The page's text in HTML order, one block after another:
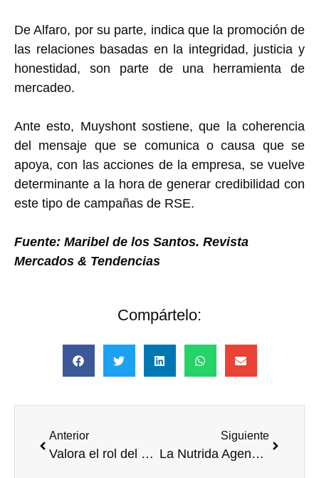
De Alfaro, por su parte, indica que la promoción de
las relaciones basadas en la integridad, justicia y
honestidad, son parte de una herramienta de
mercadeo.
Ante esto, Muyshont sostiene, que la coherencia
del mensaje que se comunica o causa que se
apoya, con las acciones de la empresa, se vuelve
determinante a la hora de generar credibilidad con
este tipo de campañas de RSE.
Fuente: Maribel de los Santos. Revista
Mercados & Tendencias
Compártelo:
Anterior
Valora el rol del voluntariado en empresas
Siguiente
La Nutrida Agenda de Voluntare en América Latina en Octubre